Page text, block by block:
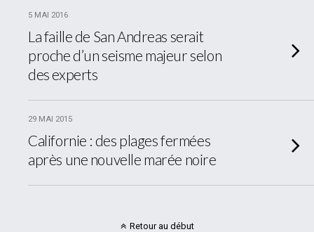
5 MAI 2016
La faille de San Andreas serait
proche d’un seisme majeur selon
des experts
29 MAI 2015
Californie : des plages fermées
après une nouvelle marée noire
Retour au début